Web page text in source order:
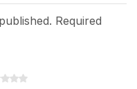
Required